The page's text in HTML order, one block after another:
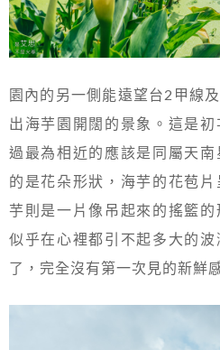
園內的另一側能遠望台2甲線
出海芋園開闊的景象。這是
過最為相近的應該是同屬天
的是花朵形狀，海芋的花苞
芋則是一片像吊起來的搖籃的
似乎在心裡都引不起多大的
了，完全沒有第一次見的新鮮